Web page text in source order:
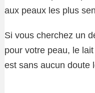
aux peaux les plus
Si vous cherchez un
pour votre peau, le
est sans aucun doute